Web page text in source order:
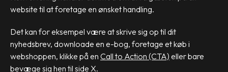
website til at foretage en ønsket handling.
Det kan for eksempel være at skrive sig op til dit
nyhedsbrev, downloade en e-bog, foretage et køb i
webshoppen, klikke på en Call to Action (CTA) eller bare
bevæge sig hen til side X.